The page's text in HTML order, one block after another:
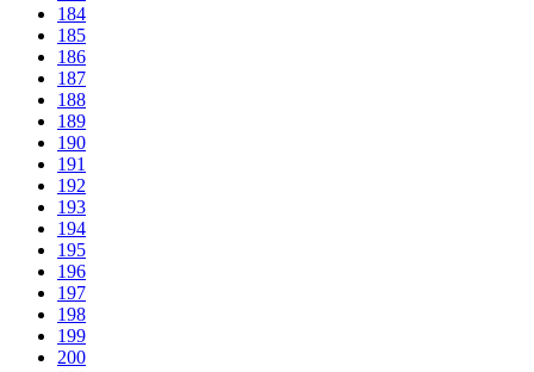
184
185
186
187
188
189
190
191
192
193
194
195
196
197
198
199
200